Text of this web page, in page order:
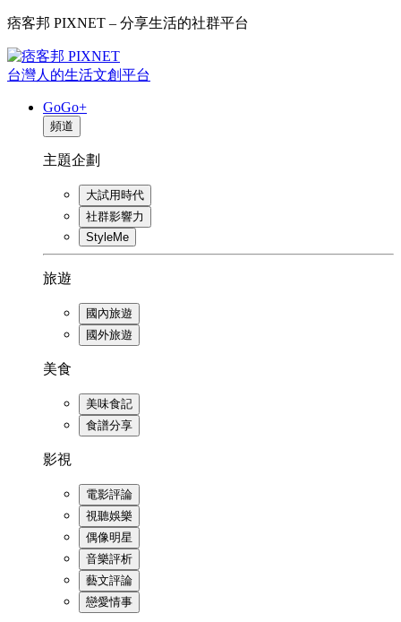
痞客邦 PIXNET – 分享生活的社群平台
台灣人的生活文創平台
GoGo+
頻道
主題企劃
大試用時代
社群影響力
StyleMe
旅遊
國內旅遊
國外旅遊
美食
美味食記
食譜分享
影視
電影評論
視聽娛樂
偶像明星
音樂評析
藝文評論
戀愛情事